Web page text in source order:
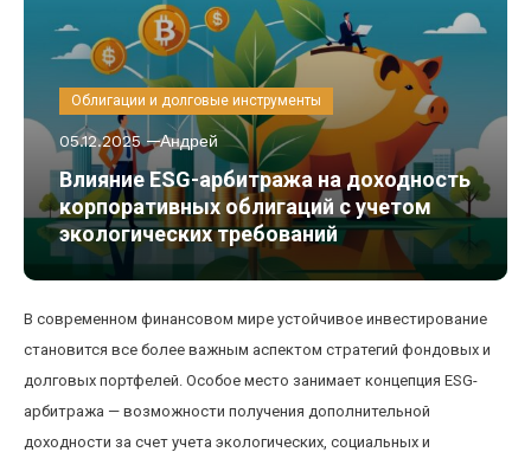
Облигации и долговые инструменты
05.12.2025 Андрей
Влияние ESG-арбитража на доходность
корпоративных облигаций с учетом
экологических требований
В современном финансовом мире устойчивое инвестирование
становится все более важным аспектом стратегий фондовых и
долговых портфелей. Особое место занимает концепция ESG-
арбитража — возможности получения дополнительной
доходности за счет учета экологических, социальных и